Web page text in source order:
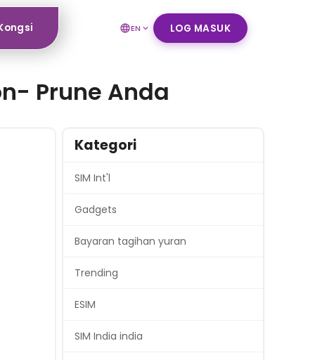
EN LOG MASUK
Prune Anda
Kategori
SIM Int'l
Gadgets
Bayaran tagihan yuran
Trending
ESIM
SIM India india